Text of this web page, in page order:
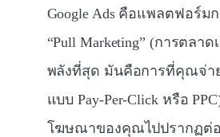
Google Ads คือแพลตฟอร์ม
“Pull Marketing” (การตลา
พลังที่สุด มันคือการที่คุณจ่า
แบบ Pay-Per-Click หรือ
โฆษณาของคุณไปปรากฏต่